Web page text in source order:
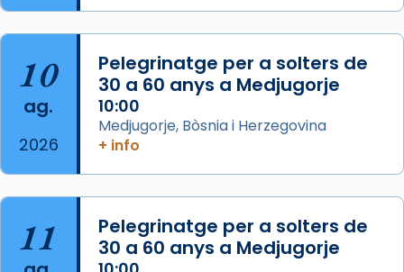
de Barcelona.
Aquest dilluns, 27 de juliol, ha tingut lloc la
missa d’acció de gràcies en agraïment al
comitè organitzador de la visita apostòlica
del Sant Pare Lleó XIV a Barcelona, i als
col·laboradors, a la Catedral de Barcelona.
L’arquebisbe de Barcelona, el cardenal Joan
Josep Omella, ha presidit la missa i l’ha
concelebrat el bisbe auxiliar de Barcelona,
Mons. David Abadías.
10
ag.
2026
Pelegrinatge per a solters de
30 a 60 anys a Medjugorje
10:00
Medjugorje, Bòsnia i Herzegovina
+ info
11
Pelegrinatge per a solters de
30 a 60 anys a Medjugorje